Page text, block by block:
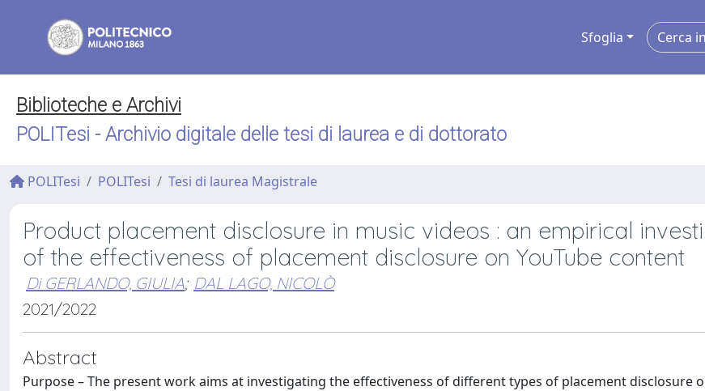
Sfoglia
Biblioteche e Archivi
POLITesi - Archivio digitale delle tesi di laurea e di dottorato
POLITesi POLITesi Tesi di laurea Magistrale
Product placement disclosure in music videos : an empirical
of the effectiveness of placement disclosure on YouTube content
Di GERLANDO, GIULIA; DAL LAGO, NICOLÒ
2021/2022
Abstract
Purpose – The present work aims at investigating the effectiveness of different types of placement disclosure